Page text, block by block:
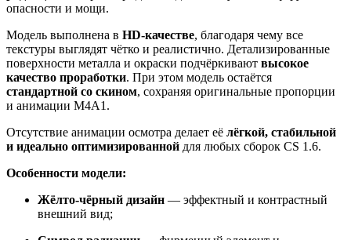
опасности и мощи.
Модель выполнена в HD-качестве, благодаря чему все
текстуры выглядят чётко и реалистично. Детализированные
поверхности металла и окраски подчёркивают высокое
качество проработки. При этом модель остаётся
стандартной со скином, сохраняя оригинальные пропорции
и анимации M4A1.
Отсутствие анимации осмотра делает её лёгкой, стабильной
и идеально оптимизированной для любых сборок CS 1.6.
Особенности модели:
Жёлто-чёрный дизайн — эффектный и контрастный
внешний вид;